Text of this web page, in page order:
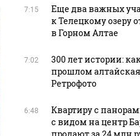
07 августа, 9:21
21 год назад
7:15
Еще два важных
к Телецкому озеру
в Горном Алтае
7:02
300 лет истории:
прошлом
Ретрофото
6:48
Квартиру с
с видом на центр